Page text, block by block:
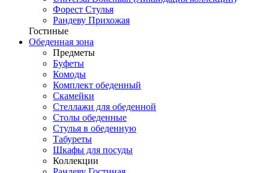
Форест Стулья
Рандеву Прихожая
Гостиные
Обеденная зона
Предметы
Буфеты
Комоды
Комплект обеденный
Скамейки
Стеллажи для обеденной
Столы обеденные
Стулья в обеденную
Табуреты
Шкафы для посуды
Коллекции